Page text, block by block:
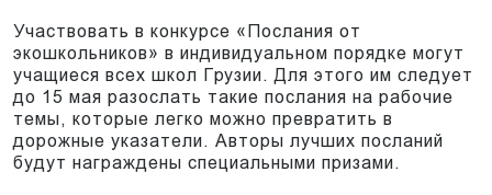
Участвовать в конкурсе «Послания от
экошкольников» в индивидуальном порядке могут
учащиеся всех школ Грузии. Для этого им следует
до 15 мая разослать такие послания на рабочие
темы, которые легко можно превратить в
дорожные указатели. Авторы лучших посланий
будут награждены специальными призами.